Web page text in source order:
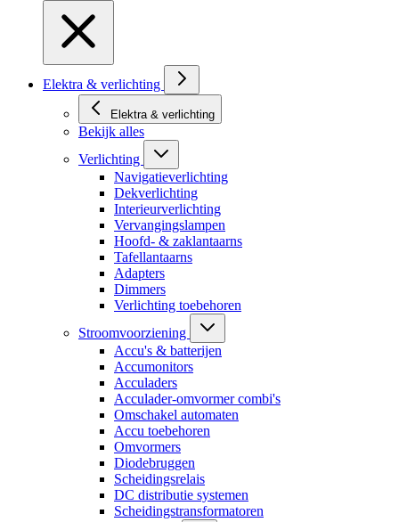
Elektra & verlichting
Elektra & verlichting
Bekijk alles
Verlichting
Navigatieverlichting
Dekverlichting
Interieurverlichting
Vervangingslampen
Hoofd- & zaklantaarns
Tafellantaarns
Adapters
Dimmers
Verlichting toebehoren
Stroomvoorziening
Accu's & batterijen
Accumonitors
Acculaders
Acculader-omvormer combi's
Omschakel automaten
Accu toebehoren
Omvormers
Diodebruggen
Scheidingsrelais
DC distributie systemen
Scheidingstransformatoren